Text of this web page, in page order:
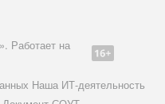
Работает на
Наша ИТ-деятельность